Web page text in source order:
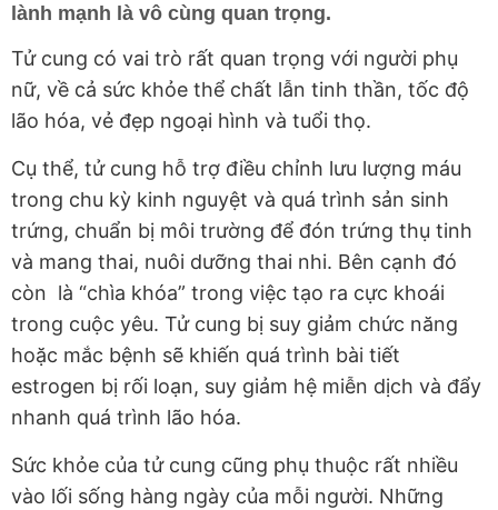
lành mạnh là vô cùng quan trọng.
Tử cung có vai trò rất quan trọng với người phụ
nữ, về cả sức khỏe thể chất lẫn tinh thần, tốc độ
lão hóa, vẻ đẹp ngoại hình và tuổi thọ.
Cụ thể, tử cung hỗ trợ điều chỉnh lưu lượng máu
trong chu kỳ kinh nguyệt và quá trình sản sinh
trứng, chuẩn bị môi trường để đón trứng thụ tinh
và mang thai, nuôi dưỡng thai nhi. Bên cạnh đó
còn là “chìa khóa” trong việc tạo ra cực khoái
trong cuộc yêu. Tử cung bị suy giảm chức năng
hoặc mắc bệnh sẽ khiến quá trình bài tiết
estrogen bị rối loạn, suy giảm hệ miễn dịch và đẩy
nhanh quá trình lão hóa.
Sức khỏe của tử cung cũng phụ thuộc rất nhiều
vào lối sống hàng ngày của mỗi người. Những